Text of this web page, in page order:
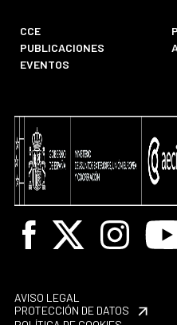
CCE
PUBLICACIONES
EVENTOS
Facebook
X Instagram
AVISO LEGAL
PROTECCIÓN DE DATOS